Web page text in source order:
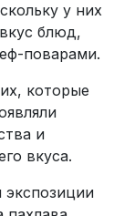
у них
блюд,
поварами.
которые
и
вкуса.
экспозиции